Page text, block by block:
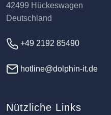
42499 Hückeswagen
Deutschland
+49 2192 85490
hotline@dolphin-it.de
Nützliche Links